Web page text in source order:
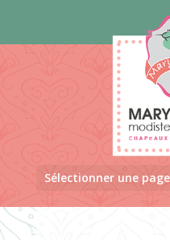
Sélectionner une page